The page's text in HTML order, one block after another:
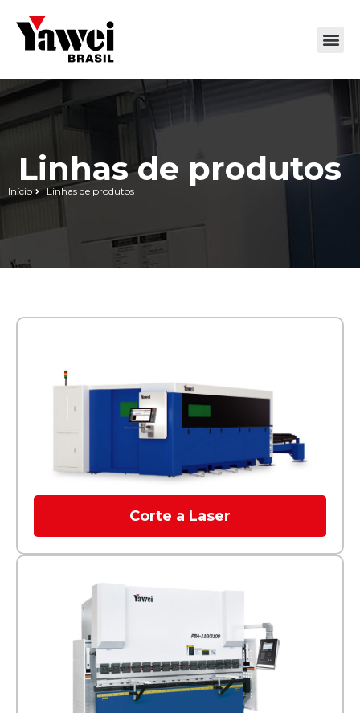
Linhas de produtos
Início Linhas de produtos
Corte a Laser